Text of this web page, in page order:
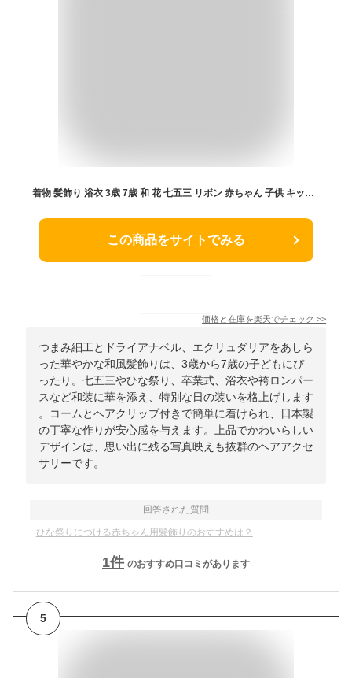
着物 髪飾り 浴衣 3歳 7歳 和 花 七五三 リボン 赤ちゃん 子供 キッズ 日本製 袴 ひなまつり 卒業式 【つまみ細工とドライアナベルのぶら下りとエクリュダリア和飾り】 ひな祭り 袴ロンパース 和服 こども 753 ヘアクリップ コーム コサージュ 和 ヘアアクセサリー
この商品をサイトでみる
価格と在庫を楽天でチェック >>
つまみ細工とドライアナベル、エクリュダリアをあしら
った華やかな和風髪飾りは、3歳から7歳の子どもにぴ
ったり。七五三やひな祭り、卒業式、浴衣や袴ロンパー
スなど和装に華を添え、特別な日の装いを格上げします
。コームとヘアクリップ付きで簡単に着けられ、日本製
の丁寧な作りが安心感を与えます。上品でかわいらしい
デザインは、思い出に残る写真映えも抜群のヘアアクセ
サリーです。
回答された質問
ひな祭りにつける赤ちゃん用髪飾りのおすすめは？
1件 のおすすめ口コミがあります
5